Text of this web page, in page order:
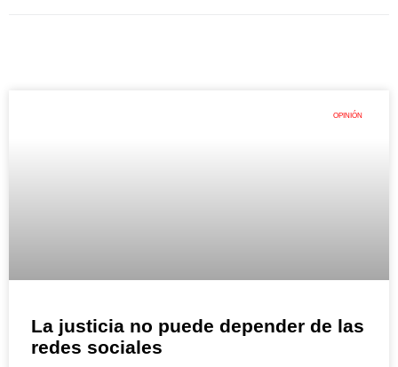
OPINIÓN
La justicia no puede depender de las
redes sociales